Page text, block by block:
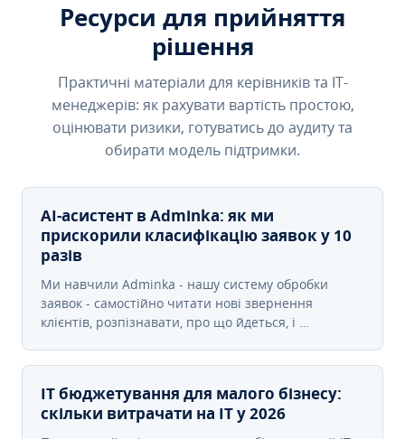
Ресурси для прийняття
рішення
Практичні матеріали для керівників та IT-
менеджерів: як рахувати вартість простою,
оцінювати ризики, готуватись до аудиту та
обирати модель підтримки.
AI-асистент в Adminka: як ми
прискорили класифікацію заявок у 10
разів
Ми навчили Adminka - нашу систему обробки
заявок - самостійно читати нові звернення
клієнтів, розпізнавати, про що йдеться, і …
IT бюджетування для малого бізнесу:
скільки витрачати на IT у 2026